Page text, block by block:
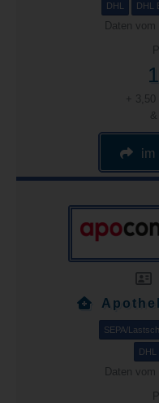
DHL DHL
Daten
+ 3,50
SEPA/
DHL
Daten